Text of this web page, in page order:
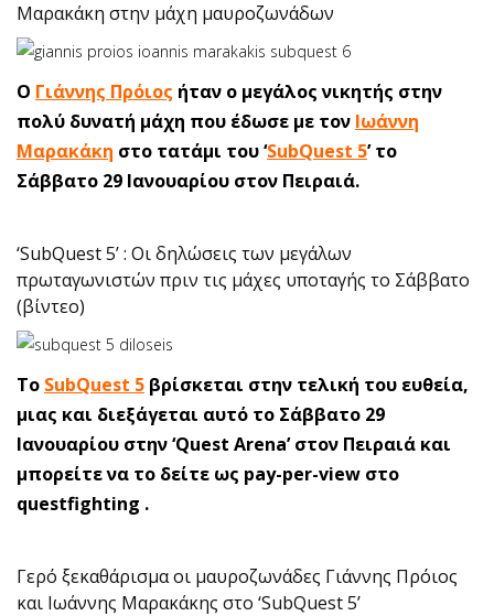
Μαρακάκη στην μάχη μαυροζωνάδων
Ο Γιάννης Πρόιος ήταν ο μεγάλος νικητής στην
πολύ δυνατή μάχη που έδωσε με τον Ιωάννη
Μαρακάκη στο τατάμι του ‘SubQuest 5’ το
Σάββατο 29 Ιανουαρίου στον Πειραιά.
‘SubQuest 5’ : Οι δηλώσεις των μεγάλων
πρωταγωνιστών πριν τις μάχες υποταγής το Σάββατο
(βίντεο)
To SubQuest 5 βρίσκεται στην τελική του ευθεία,
μιας και διεξάγεται αυτό το Σάββατο 29
Ιανουαρίου στην ‘Quest Arena’ στον Πειραιά και
μπορείτε να το δείτε ως pay-per-view στο
questfighting .
Γερό ξεκαθάρισμα οι μαυροζωνάδες Γιάννης Πρόιος
και Ιωάννης Μαρακάκης στο ‘SubQuest 5’